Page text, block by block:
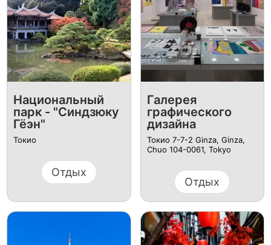
Национальный
парк - "Синдзюку
Гёэн"
Токио
Отдых
Галерея
графического
дизайна
Токио 7-7-2 Ginza, Ginza,
Chuo 104-0061, Tokyo
Отдых